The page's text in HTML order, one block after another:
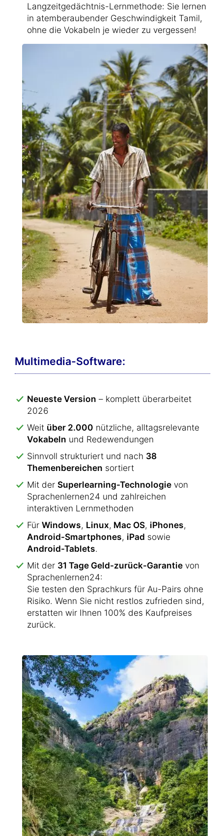
Langzeitgedächtnis-Lernmethode: Sie lernen
in atemberaubender Geschwindigkeit Tamil,
ohne die Vokabeln je wieder zu vergessen!
Multimedia-Software:
Neueste Version – komplett überarbeitet
2026
Weit über 2.000 nützliche, alltagsrelevante
Vokabeln und Redewendungen
Sinnvoll strukturiert und nach 38
Themenbereichen sortiert
Mit der Superlearning-Technologie von
Sprachenlernen24 und zahlreichen
interaktiven Lernmethoden
Für Windows, Linux, Mac OS, iPhones,
Android-Smartphones, iPad sowie
Android-Tablets.
Mit der 31 Tage Geld-zurück-Garantie von
Sprachenlernen24:
Sie testen den Sprachkurs für Au-Pairs ohne
Risiko. Wenn Sie nicht restlos zufrieden sind,
erstatten wir Ihnen 100% des Kaufpreises
zurück.